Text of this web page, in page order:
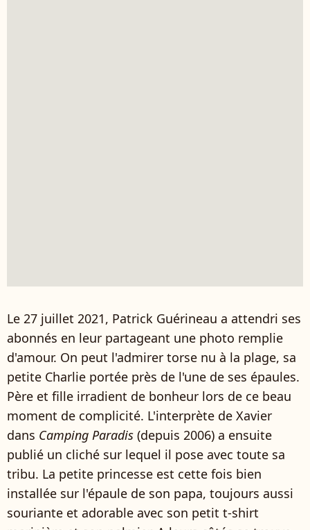
Le 27 juillet 2021, Patrick Guérineau a attendri ses
abonnés en leur partageant une photo remplie
d'amour. On peut l'admirer torse nu à la plage, sa
petite Charlie portée près de l'une de ses épaules.
Père et fille irradient de bonheur lors de ce beau
moment de complicité. L'interprète de Xavier
dans Camping Paradis (depuis 2006) a ensuite
publié un cliché sur lequel il pose avec toute sa
tribu. La petite princesse est cette fois bien
installée sur l'épaule de son papa, toujours aussi
souriante et adorable avec son petit t-shirt